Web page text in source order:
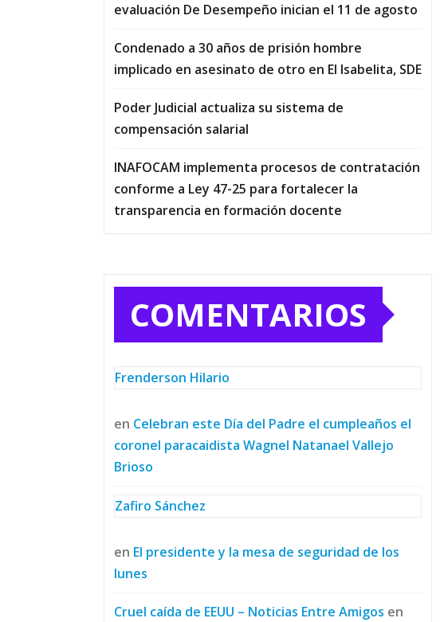
evaluación De Desempeño inician el 11 de agosto
Condenado a 30 años de prisión hombre
implicado en asesinato de otro en El Isabelita, SDE
Poder Judicial actualiza su sistema de
compensación salarial
INAFOCAM implementa procesos de contratación
conforme a Ley 47-25 para fortalecer la
transparencia en formación docente
COMENTARIOS
Frenderson Hilario
en Celebran este Día del Padre el cumpleaños el
coronel paracaidista Wagnel Natanael Vallejo
Brioso
Zafiro Sánchez
en El presidente y la mesa de seguridad de los
lunes
Cruel caída de EEUU – Noticias Entre Amigos en